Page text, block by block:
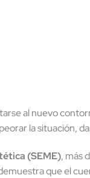
al nuevo
la situación,
(SEME), más
que el